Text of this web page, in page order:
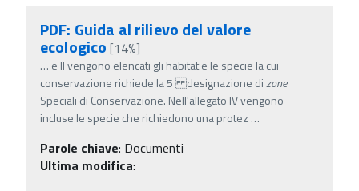
PDF: Guida al rilievo del valore
ecologico [14%]
… e II vengono elencati gli habitat e le specie la cui
conservazione richiede la 5 designazione dizone
Speciali di Conservazione. Nell'allegato IV vengono
incluse le specie che richiedono una protez …
Parole chiave: Documenti
Ultima modifica: